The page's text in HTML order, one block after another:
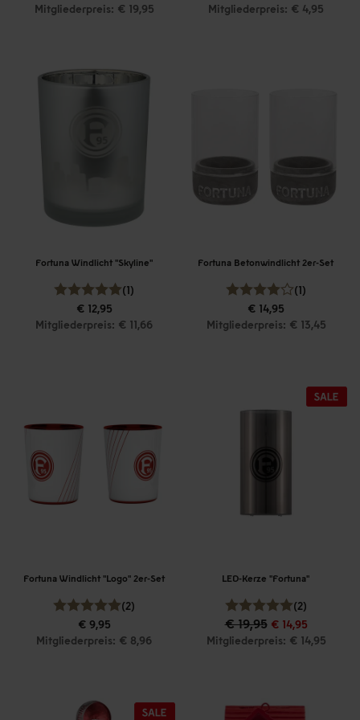
Mitgliederpreis: € 19,95
Mitgliederpreis: € 4,95
Fortuna Windlicht "Skyline"
(1)
€ 12,95
Mitgliederpreis: € 11,66
Fortuna Betonwindlicht 2er-Set
(1)
€ 14,95
Mitgliederpreis: € 13,45
Fortuna Windlicht "Logo" 2er-Set
(2)
€ 9,95
Mitgliederpreis: € 8,96
LED-Kerze "Fortuna"
(2)
€ 19,95 € 14,95
Mitgliederpreis: € 14,95